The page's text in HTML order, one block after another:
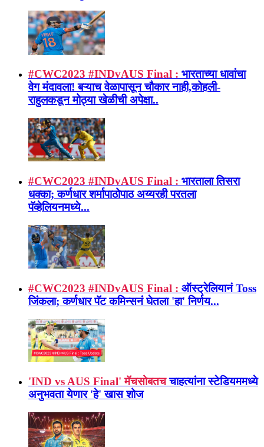
#CWC2023 #INDvAUS Final : भारताच्या धावांचा
वेग मंदावला! बऱ्याच वेळापासून चौकार नाही,कोहली-
राहुलकडून मोठ्या खेळीची अपेक्षा..
#CWC2023 #INDvAUS Final : भारताला तिसरा
धक्का; कर्णधार शर्मापाठोपाठ अय्यरही परतला
पॅव्हेलियनमध्ये...
#CWC2023 #INDvAUS Final : ऑस्ट्रेलियानं Toss
जिंकला; कर्णधार पॅट कमिन्सनं घेतला 'हा' निर्णय...
'IND vs AUS Final' मॅचसोबतच चाहत्यांना स्टेडियममध्ये
अनुभवता येणार 'हे' खास शोज